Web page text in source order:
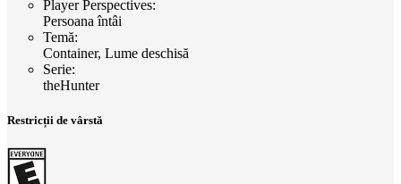
Player Perspectives:
Persoana întâi
Temă:
Container, Lume deschisă
Serie:
theHunter
Restricții de vârstă